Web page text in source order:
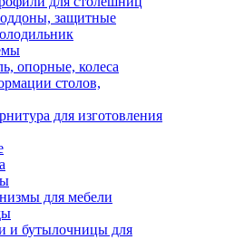
защитные
опорные, колеса
столов,
для изготовления
для мебели
и бутылочницы для